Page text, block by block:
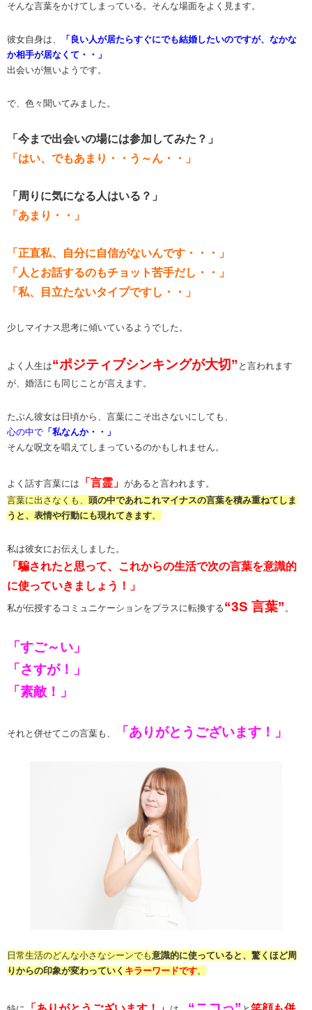
そんな言葉をかけてしまっている。そんな場面をよく見ます。
彼女自身は、
「良い人が居たらすぐにでも結婚したいのですが、なかな
か相手が居なくて・・」
出会いが無いようです。
で、色々聞いてみました。
「今まで出会いの場には参加してみた？」
「はい、でもあまり・・う～ん・・」
「周りに気になる人はいる？」
「あまり・・」
「正直私、自分に自信がないんです・・・」
「人とお話するのもチョット苦手だし・・」
「私、目立たないタイプですし・・」
少しマイナス思考に傾いているようでした。
よく人生は“ポジティブシンキングが大切” と言われます
が、婚活にも同じことが言えます。
たぶん彼女は日頃から、言葉にこそ出さないにしても、
心の中で 「私なんか・・」
そんな呪文を唱えてしまっているのかもしれません。
よく話す言葉には 「言霊」 があると言われます。
言葉に出さなくも、 頭の中であれこれマイナスの言葉を積み重ねてしま
うと、表情や行動にも現れてきます。
私は彼女にお伝えしました。
「騙されたと思って、これからの生活で次の言葉を意識的
に使っていきましょう！」
私が伝授するコミュニケーションをプラスに転換する“3S 言葉”。
「すご～い」
「さすが！」
「素敵！」
それと併せてこの言葉も、 「ありがとうございます！」
日常生活のどんな小さなシーンでも意識的に使っていると、驚くほど周
りからの印象が変わっていく キラーワードです。